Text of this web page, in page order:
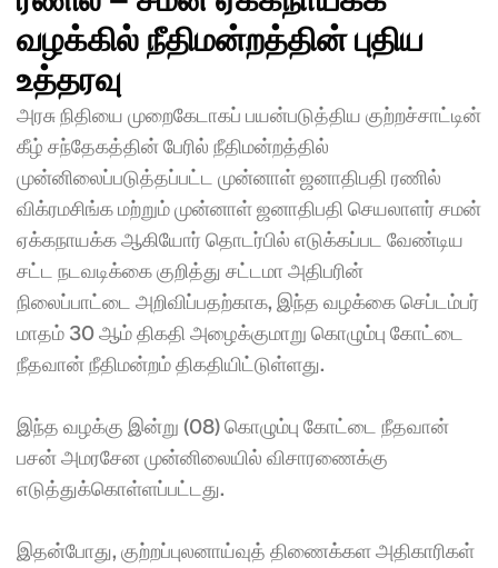
வழக்கில் நீதிமன்றத்தின் புதிய
உத்தரவு
அரசு நிதியை முறைகேடாகப் பயன்படுத்திய குற்றச்சாட்டின்
கீழ் சந்தேகத்தின் பேரில் நீதிமன்றத்தில்
முன்னிலைப்படுத்தப்பட்ட முன்னாள் ஜனாதிபதி ரணில்
விக்ரமசிங்க மற்றும் முன்னாள் ஜனாதிபதி செயலாளர் சமன்
ஏக்கநாயக்க ஆகியோர் தொடர்பில் எடுக்கப்பட வேண்டிய
சட்ட நடவடிக்கை குறித்து சட்டமா அதிபரின்
நிலைப்பாட்டை அறிவிப்பதற்காக, இந்த வழக்கை செப்டம்பர்
மாதம் 30 ஆம் திகதி அழைக்குமாறு கொழும்பு கோட்டை
நீதவான் நீதிமன்றம் திகதியிட்டுள்ளது.
இந்த வழக்கு இன்று (08) கொழும்பு கோட்டை நீதவான்
பசன் அமரசேன முன்னிலையில் விசாரணைக்கு
எடுத்துக்கொள்ளப்பட்டது.
இதன்போது, குற்றப்புலனாய்வுத் திணைக்கள அதிகாரிகள்